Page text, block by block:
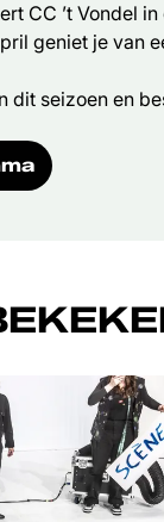
CC ’t Vondel
geniet je van
dit seizoen en